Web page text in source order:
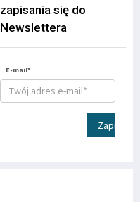
zapisania się do
Newslettera
E-mail*
Zapisz